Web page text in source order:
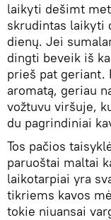
laikyti dešimt
skrudintas laikyti
dienų. Jei
dingti beveik iš
prieš pat geriant.
aromatą, geriau
vožtuvu viršuje,
du pagrindiniai
Tos pačios
paruoštai maltai
laikotarpiai yra
tikriems kavos
tokie niuansai